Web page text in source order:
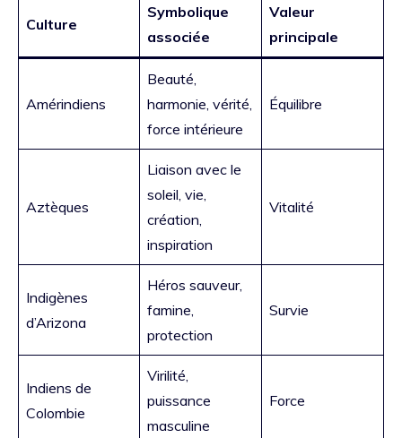
Culture
Symbolique
associée
Valeur
principale
Amérindiens
Beauté,
harmonie, vérité,
force intérieure
Équilibre
Aztèques
Liaison avec le
soleil, vie,
création,
inspiration
Vitalité
Indigènes
d’Arizona
Héros sauveur,
famine,
protection
Survie
Indiens de
Colombie
Virilité,
puissance
masculine
Force